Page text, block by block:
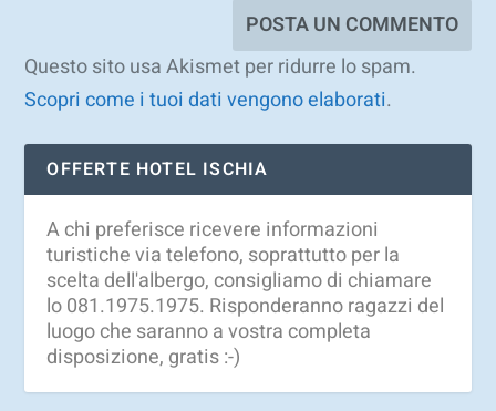
Questo sito usa Akismet per ridurre lo spam.
Scopri come i tuoi dati vengono elaborati.
OFFERTE HOTEL ISCHIA
A chi preferisce ricevere informazioni
turistiche via telefono, soprattutto per la
scelta dell'albergo, consigliamo di chiamare
lo 081.1975.1975. Risponderanno ragazzi del
luogo che saranno a vostra completa
disposizione, gratis :-)